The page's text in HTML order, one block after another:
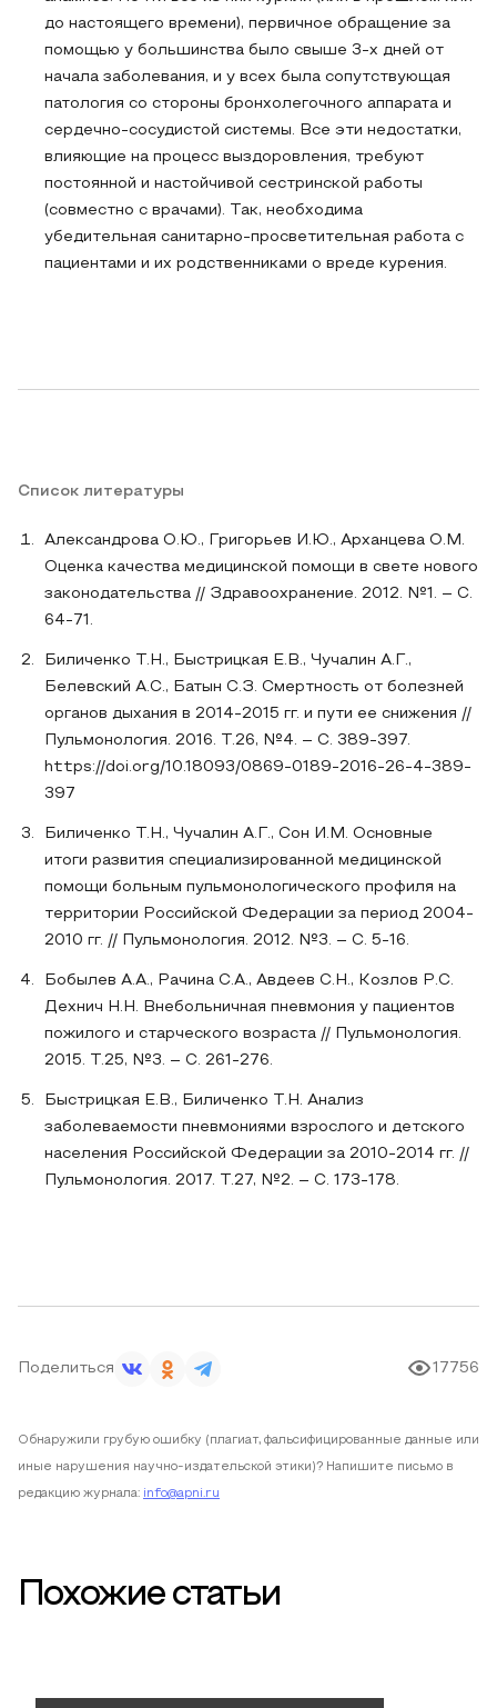
до настоящего времени), первичное обращение за
помощью у большинства было свыше 3-х дней от
начала заболевания, и у всех была сопутствующая
патология со стороны бронхолегочного аппарата и
сердечно-сосудистой системы. Все эти недостатки,
влияющие на процесс выздоровления, требуют
постоянной и настойчивой сестринской работы
(совместно с врачами). Так, необходима
убедительная санитарно-просветительная работа с
пациентами и их родственниками о вреде курения.
Список литературы
Александрова О.Ю., Григорьев И.Ю., Арханцева О.М.
Оценка качества медицинской помощи в свете нового
законодательства // Здравоохранение. 2012. №1. – С.
64-71.
Биличенко Т.Н., Быстрицкая Е.В., Чучалин А.Г.,
Белевский А.С., Батын С.З. Смертность от болезней
органов дыхания в 2014-2015 гг. и пути ее снижения //
Пульмонология. 2016. Т.26, №4. – С. 389-397.
https://doi.org/10.18093/0869-0189-2016-26-4-389-
397
Биличенко Т.Н., Чучалин А.Г., Сон И.М. Основные
итоги развития специализированной медицинской
помощи больным пульмонологического профиля на
территории Российской Федерации за период 2004-
2010 гг. // Пульмонология. 2012. №3. – С. 5-16.
Бобылев А.А., Рачина С.А., Авдеев С.Н., Козлов Р.С.
Дехнич Н.Н. Внебольничная пневмония у пациентов
пожилого и старческого возраста // Пульмонология.
2015. Т.25, №3. – С. 261-276.
Быстрицкая Е.В., Биличенко Т.Н. Анализ
заболеваемости пневмониями взрослого и детского
населения Российской Федерации за 2010-2014 гг. //
Пульмонология. 2017. Т.27, №2. – С. 173-178.
Поделиться 17756
Обнаружили грубую ошибку (плагиат, фальсифицированные данные или
иные нарушения научно-издательской этики)? Напишите письмо в
редакцию журнала: info@apni.ru
Похожие статьи